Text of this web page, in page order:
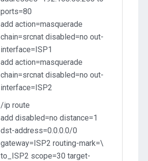
ports=80
add action=masquerade
chain=srcnat disabled=no out-
interface=ISP1
add action=masquerade
chain=srcnat disabled=no out-
interface=ISP2
/ip route
add disabled=no distance=1
dst-address=0.0.0.0/0
gateway=ISP2 routing-mark=\
to_ISP2 scope=30 target-